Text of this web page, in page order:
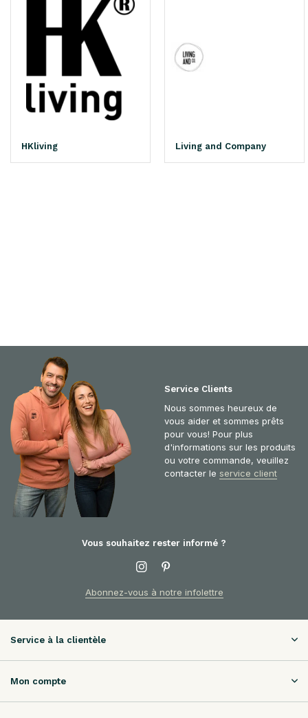
HKliving Living and Company
Service Clients
Nous sommes heureux de
vous aider et sommes prêts
pour vous! Pour plus
d'informations sur les produits
ou votre commande, veuillez
contacter le service client
Vous souhaitez rester informé ?
Abonnez-vous à notre infolettre
Service à la clientèle
Mon compte